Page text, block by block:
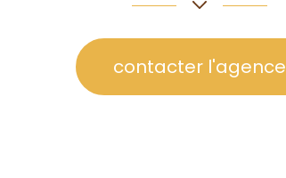
contacter l'agence